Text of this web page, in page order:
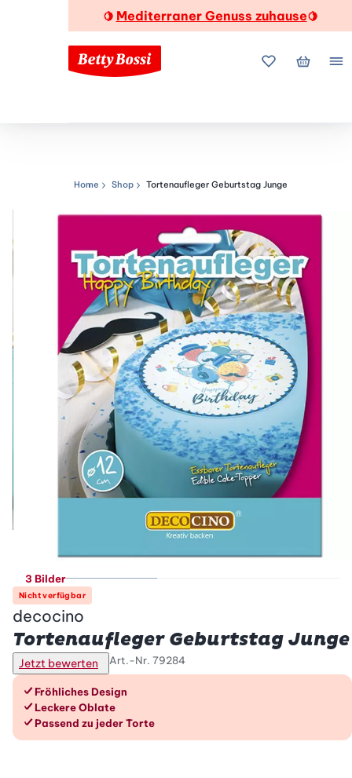
🍋 Mediterraner Genuss zuhause🍋
MeineMein
Navigationspfad
Home Shop Tortenaufleger Geburtstag Junge
3 Bilder
Nicht verfügbar
decocino
Tortenaufleger Geburtstag Junge
Jetzt bewerten Art.-Nr. 79284
Die Vorteile im Überblick
Fröhliches Design
Leckere Oblate
Passend zu jeder Torte